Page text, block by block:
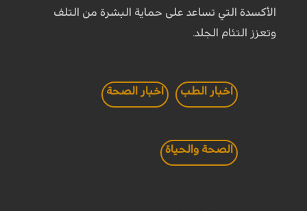
الأكسدة التي تساعد على حماية البشرة من التلف
وتعزز التئام الجلد.
اخبار الطب اخبار الصحة
الصحة والحياة